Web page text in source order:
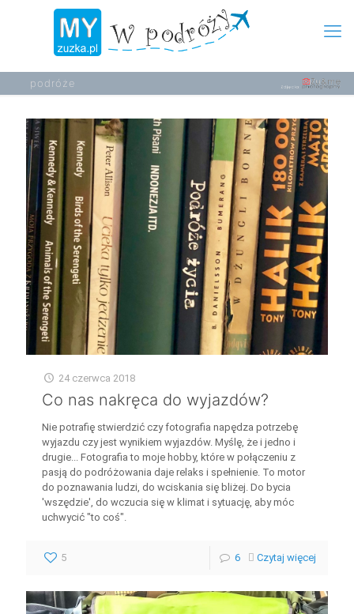
podróże
24 czerwca 2018
Co nas nakręca do wyjazdów?
Nie potrafię stwierdzić czy fotografia napędza potrzebę
wyjazdu czy jest wynikiem wyjazdów. Myślę, że i jedno i
drugie... Fotografia to moje hobby, które w połączeniu z
pasją do podróżowania daje relaks i spełnienie. To motor
do poznawania ludzi, do wciskania się bliżej. Do bycia
'wszędzie', do wczucia się w klimat i sytuację, aby móc
uchwycić "to coś".
5 6 Czytaj więcej